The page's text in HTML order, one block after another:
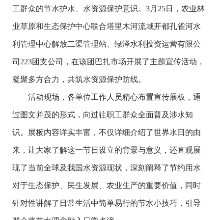
工群众的节水护水、水资源保护意识。3月25日，农业林
业草原和生态保护中心联合塔里木河流域开都孔雀河水
利管理中心解放二渠管理站、绿泽水利投资运营有限公
司223团支公司，在该团巴扎市场开展了主题宣传活动，
凝聚多方合力，共筑水资源保护防线。
活动现场，各单位工作人员精心布置宣传展板，通
过图文并茂的形式，向过往职工群众全面普及涉水知
识。展板内容详实丰富，不仅详细介绍了世界水日的由
来，让大家了解这一节日设立的背景与意义，还直观展
现了当前全球及我国水资源现状，深刻阐释了节约用水
对于生态保护、民生发展、农业生产的重要价值，同时
针对性讲解了日常生活中简单易行的节水小技巧，引导